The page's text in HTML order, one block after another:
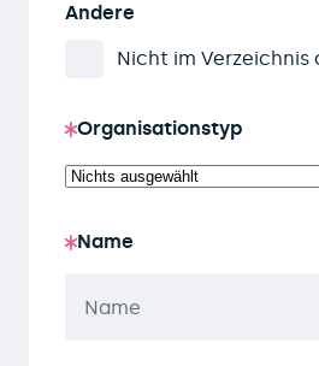
Andere
Nicht im Verzeichnis
Organisationstyp
Name